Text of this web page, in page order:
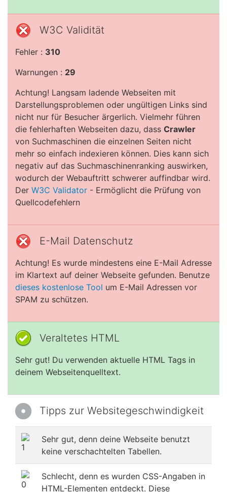
W3C Validität
Fehler : 310
Warnungen : 29
Achtung! Langsam ladende Webseiten mit
Darstellungsproblemen oder ungültigen Links sind
nicht nur für Besucher ärgerlich. Vielmehr führen
die fehlerhaften Webseiten dazu, dass Crawler
von Suchmaschinen die einzelnen Seiten nicht
mehr so einfach indexieren können. Dies kann sich
negativ auf das Suchmaschinenranking auswirken,
wodurch der Webauftritt schwerer auffindbar wird.
Der W3C Validator - Ermöglicht die Prüfung von
Quellcodefehlern
E-Mail Datenschutz
Achtung! Es wurde mindestens eine E-Mail Adresse
im Klartext auf deiner Webseite gefunden. Benutze
dieses kostenlose Tool um E-Mail Adressen vor
SPAM zu schützen.
Veraltetes HTML
Sehr gut! Du verwenden aktuelle HTML Tags in
deinem Webseitenquelltext.
Tipps zur Websitegeschwindigkeit
Sehr gut, denn deine Webseite benutzt
keine verschachtelten Tabellen.
Schlecht, denn es wurden CSS-Angaben in
HTML-Elementen entdeckt. Diese